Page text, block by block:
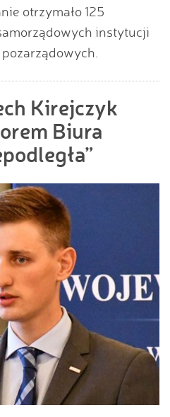
otrzymało 125
instytucji
Kirejczyk
Biura